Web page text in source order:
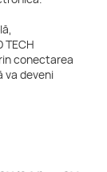
TECH
conectarea
va deveni